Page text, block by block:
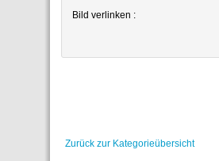
Bild verlinken :
Zurück zur Kategorieübersicht